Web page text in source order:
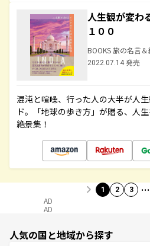
人生観が変わ
１００
BOOKS 旅の名言＆
2022.07.14 発売
混沌と喧噪、行った人の大半が人
ド。「地球の歩き方」が贈る、人
絶景集！
1 2 3 …
AD
AD
人気の国と地域から探す